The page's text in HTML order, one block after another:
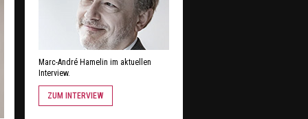
Marc-André Hamelin im aktuellen
Interview.
ZUM INTERVIEW